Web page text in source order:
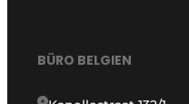
BÜRO BELGIEN